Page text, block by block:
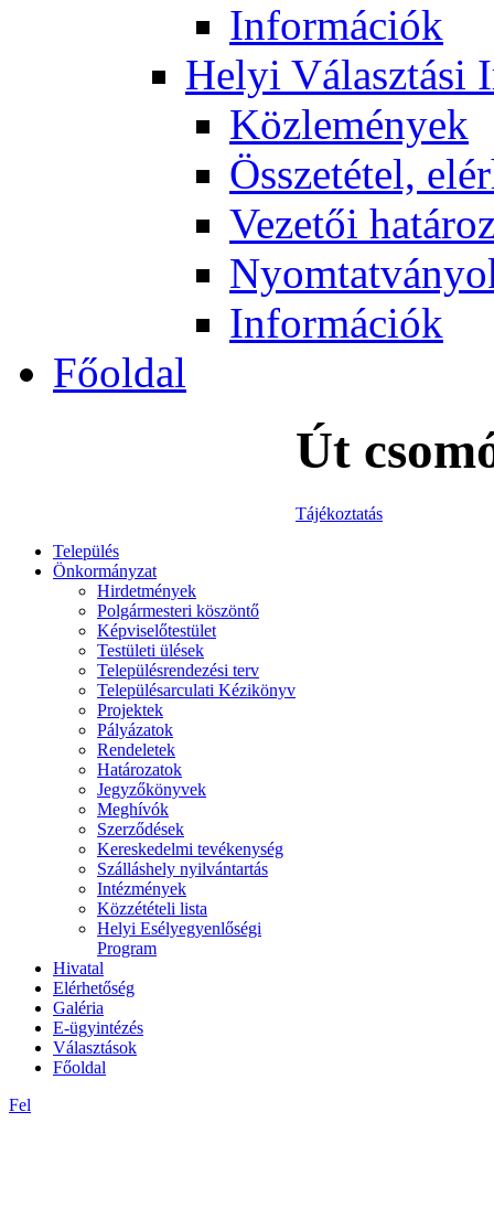
Információk
Helyi Választási
Közlemények
Összetétel,
Vezetői
Információk
Főoldal
Út
Tájékoztatás
Település
Önkormányzat
Hirdetmények
Polgármesteri köszöntő
Képviselőtestület
Testületi ülések
Településrendezési terv
Településarculati Kézikönyv
Projektek
Pályázatok
Rendeletek
Határozatok
Jegyzőkönyvek
Meghívók
Szerződések
Kereskedelmi tevékenység
Szálláshely nyilvántartás
Intézmények
Közzétételi lista
Helyi Esélyegyenlőségi
Program
Hivatal
Elérhetőség
Galéria
E-ügyintézés
Választások
Főoldal
Fel